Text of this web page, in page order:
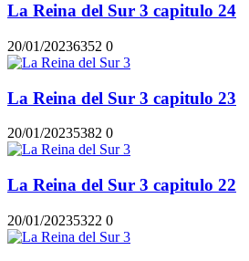
La Reina del Sur 3 capitulo 24
20/01/20236352 0
La Reina del Sur 3 capitulo 23
20/01/20235382 0
La Reina del Sur 3 capitulo 22
20/01/20235322 0